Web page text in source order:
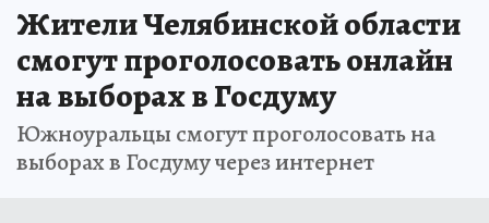
Жители Челябинской области
смогут проголосовать онлайн
на выборах в Госдуму
Южноуральцы смогут проголосовать на
выборах в Госдуму через интернет